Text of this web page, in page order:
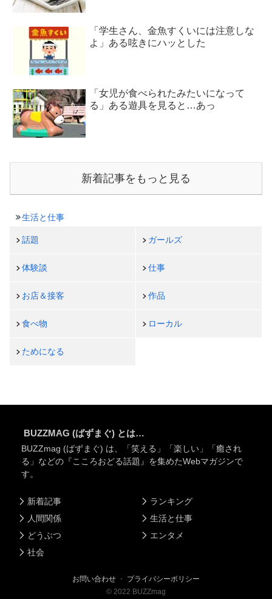
「学生さん、金魚すくいには注意しな
よ」ある呟きにハッとした
「女児が食べられたみたいになって
る」ある遊具を見ると…あっ
新着記事をもっと見る
生活と仕事
話題 ガールズ
体験談 仕事
お店＆接客 作品
食べ物 ローカル
ためになる
BUZZMAG (ばずまぐ) とは…
BUZZmag (ばずまぐ) は、「笑える」「楽しい」「癒され
る」などの『こころおどる話題』を集めたWebマガジンで
す。
新着記事
人間関係
どうぶつ
社会
ランキング
生活と仕事
エンタメ
お問い合わせ ・ プライバシーポリシー
© 2022 BUZZmag